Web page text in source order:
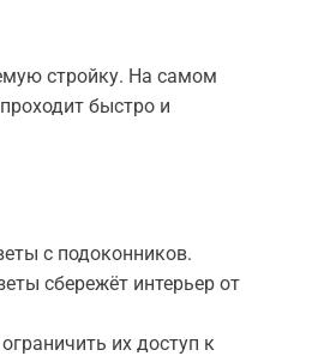
стройку. На самом
быстро и
с подоконников.
сбережёт интерьер от
их доступ к